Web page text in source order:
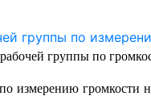
группы по
измерению громкости